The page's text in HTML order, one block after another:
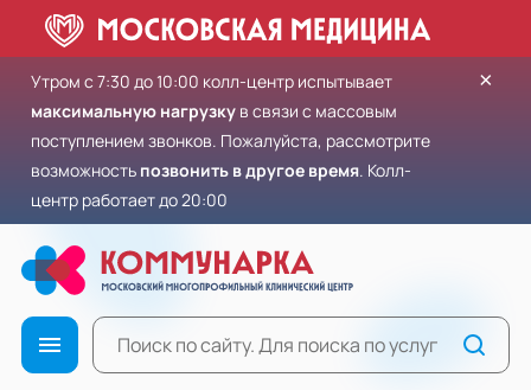
Утром с 7:30 до 10:00 колл-центр испытывает
максимальную нагрузку в связи с массовым
поступлением звонков. Пожалуйста, рассмотрите
возможность позвонить в другое время. Колл-
центр работает до 20:00
×